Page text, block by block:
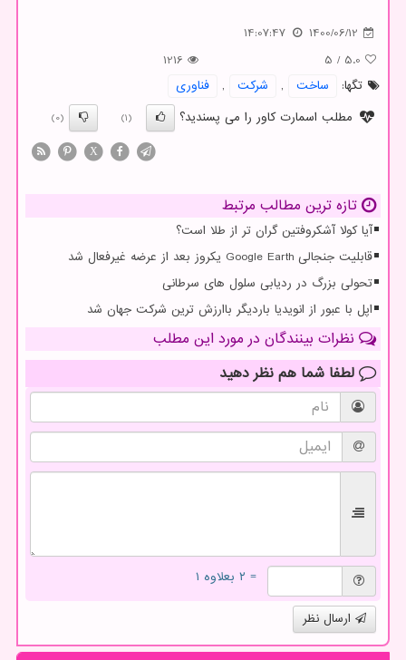
1400/06/12
14:07:47
5.0
/
5
1216
تگها:
ساخت , شركت ,
فناوری
مطلب اسمارت کاور را می پسندید؟
(1)
(0)
X
تازه ترین مطالب مرتبط
آیا کولا آشکروفتین گران تر از طلا است؟
قابلیت جنجالی Google Earth یکروز بعد از عرضه غیرفعال شد
تحولی بزرگ در ردیابی سلول های سرطانی
اپل با عبور از انویدیا باردیگر باارزش ترین شرکت جهان شد
نظرات بینندگان در مورد این مطلب
لطفا شما هم نظر دهید
= ۲ بعلاوه ۱
ارسال نظر